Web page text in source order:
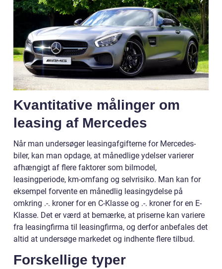
Kvantitative målinger om
leasing af Mercedes
Når man undersøger leasingafgifterne for Mercedes-
biler, kan man opdage, at månedlige ydelser varierer
afhængigt af flere faktorer som bilmodel,
leasingperiode, km-omfang og selvrisiko. Man kan for
eksempel forvente en månedlig leasingydelse på
omkring .-. kroner for en C-Klasse og .-. kroner for en E-
Klasse. Det er værd at bemærke, at priserne kan variere
fra leasingfirma til leasingfirma, og derfor anbefales det
altid at undersøge markedet og indhente flere tilbud.
Forskellige typer